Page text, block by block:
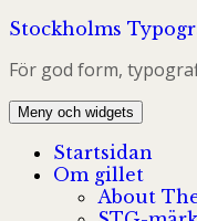
Hoppa
innehåll
Stockholms
För god form,
Meny och widgets
Startsidan
Om gillet
About